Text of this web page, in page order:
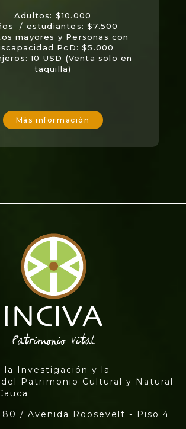
Adultos: $10.000
/ estudiantes: $7.500
mayores y Personas con
PcD: $5.000
10 USD (Venta solo en
taquilla)
Más información
Investigación y la
Patrimonio Cultural y Natural
80 / Avenida Roosevelt - Piso 4